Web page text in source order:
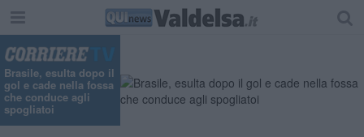
Brasile, esulta dopo il
gol e cade nella fossa
che conduce agli
spogliatoi